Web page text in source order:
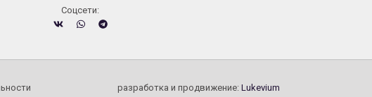
Cоцсети:
разработка и продвижение: Lukevium